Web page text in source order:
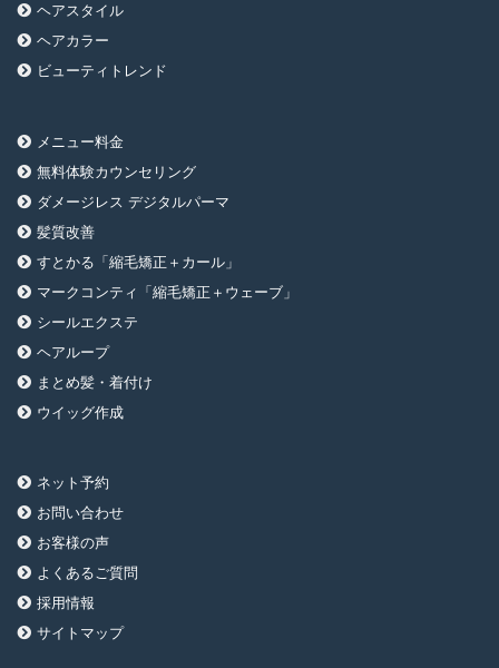
ヘアスタイル
ヘアカラー
ビューティトレンド
メニュー料金
無料体験カウンセリング
ダメージレス デジタルパーマ
髪質改善
すとかる「縮毛矯正＋カール」
マークコンティ「縮毛矯正＋ウェーブ」
シールエクステ
ヘアループ
まとめ髪・着付け
ウイッグ作成
ネット予約
お問い合わせ
お客様の声
よくあるご質問
採用情報
サイトマップ